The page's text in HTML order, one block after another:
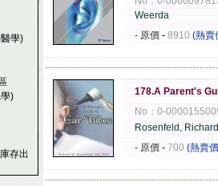
學)
)
存出
Weerda
- 原價 - 8910 (熱賣
178.A Parent's
No：0-
Rosenfeld,
- 原價 - 700 (熱賣